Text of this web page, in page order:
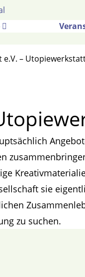
e.V. –
sie
zu suchen.